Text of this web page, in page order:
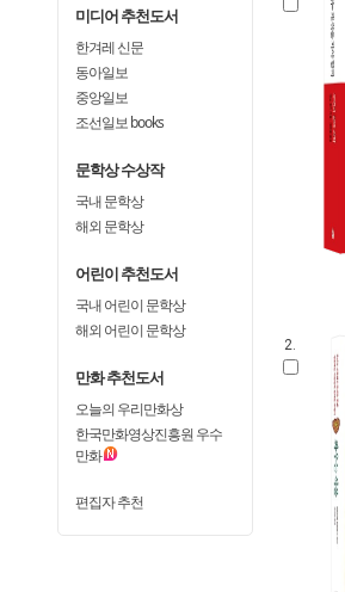
미디어 추천도서
한겨레 신문
동아일보
중앙일보
조선일보 books
문학상 수상작
국내 문학상
해외 문학상
어린이 추천도서
국내 어린이 문학상
해외 어린이 문학상
만화 추천도서
오늘의 우리만화상
한국만화영상진흥원 우수
만화
편집자 추천
2.